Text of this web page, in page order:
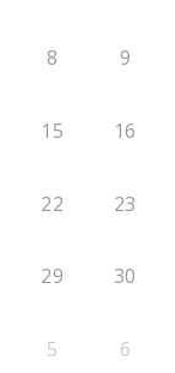
8 9
15 16
22 23
29 30
5 6